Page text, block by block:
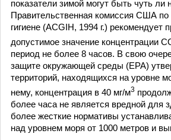
показатели зимой могут быть чуть ли
Правительственная комиссия США
гигиене (АCGIH, 1994 г.) рекомендует
допустимое значение концентрации
период не более 8 часов. В свою
защите окружающей среды (ЕРА)
территорий, находящихся на уровне
нему, концентрация в 40 мг/м3
более часа не является вредной для
более жесткие нормативы
над уровнем моря от 1000 метров и